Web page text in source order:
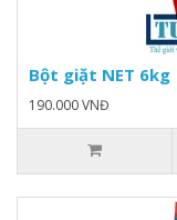
Bột giặt NET 6kg
190.000 VNĐ